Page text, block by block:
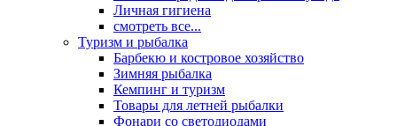
Личная гигиена
смотреть все...
Туризм и рыбалка
Барбекю и костровое хозяйство
Зимняя рыбалка
Кемпинг и туризм
Товары для летней рыбалки
Фонари со светодиодами